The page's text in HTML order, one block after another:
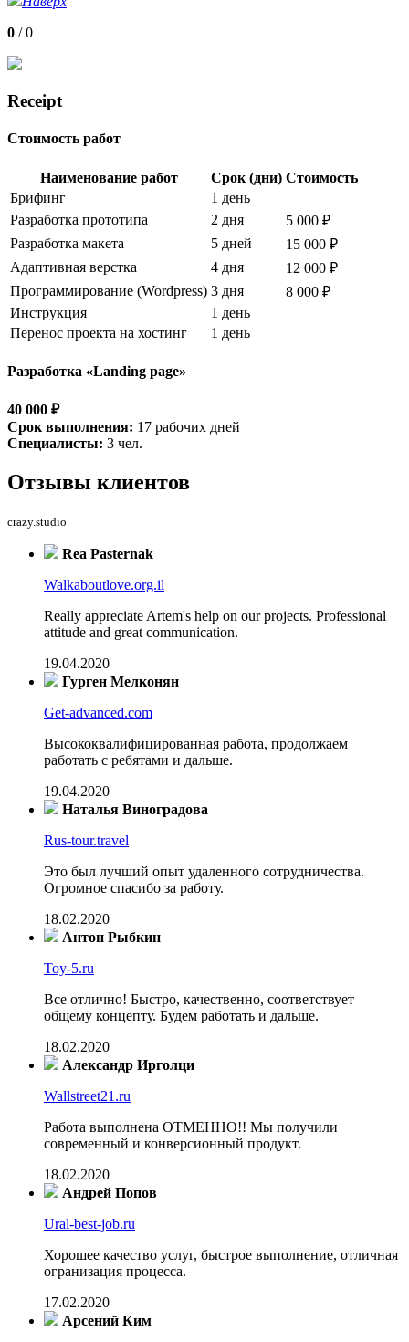
0 /0
Receipt
Стоимость работ
Наименование работ Срок (дни) Стоимость
Брифинг
1 день
Разработка прототипа
2 дня
5 000 ₽
Разработка макета
5 дней
15 000 ₽
Адаптивная верстка
4 дня
12 000 ₽
Программирование (Wordpress) 3 дня
8 000 ₽
Инструкция
1 день
Перенос проекта на хостинг
1 день
Разработка «Landing page»
40 000 ₽
Срок выполнения: 17 рабочих дней
Специалисты: 3 чел.
Отзывы клиентов
crazy.studio
Rea Pasternak
Walkaboutlove.org.il
Really appreciate Artem's help on our projects. Professional
attitude and great communication.
19.04.2020
Гурген Мелконян
Get-advanced.com
Высококвалифицированная работа, продолжаем
работать с ребятами и дальше.
19.04.2020
Наталья Виноградова
Rus-tour.travel
Это был лучший опыт удаленного сотрудничества.
Огромное спасибо за работу.
18.02.2020
Антон Рыбкин
Toy-5.ru
Все отлично! Быстро, качественно, соответствует
общему концепту. Будем работать и дальше.
18.02.2020
Александр Ирголци
Wallstreet21.ru
Работа выполнена ОТМЕННО!! Мы получили
современный и конверсионный продукт.
18.02.2020
Андрей Попов
Ural-best-job.ru
Хорошее качество услуг, быстрое выполнение, отличная
огранизация процесса.
17.02.2020
Арсений Ким